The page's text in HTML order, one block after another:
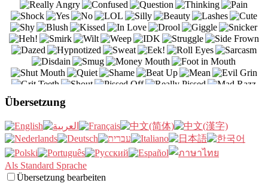
Übersetzung
Als Standard Sprache
Übersetzung bearbeiten